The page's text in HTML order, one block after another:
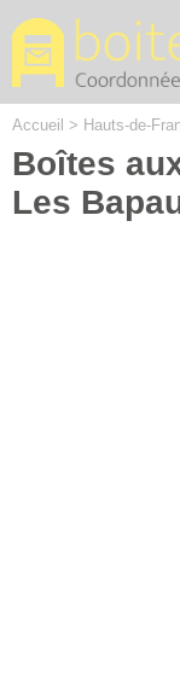
Accueil > Hauts-de-
Boîtes
Les